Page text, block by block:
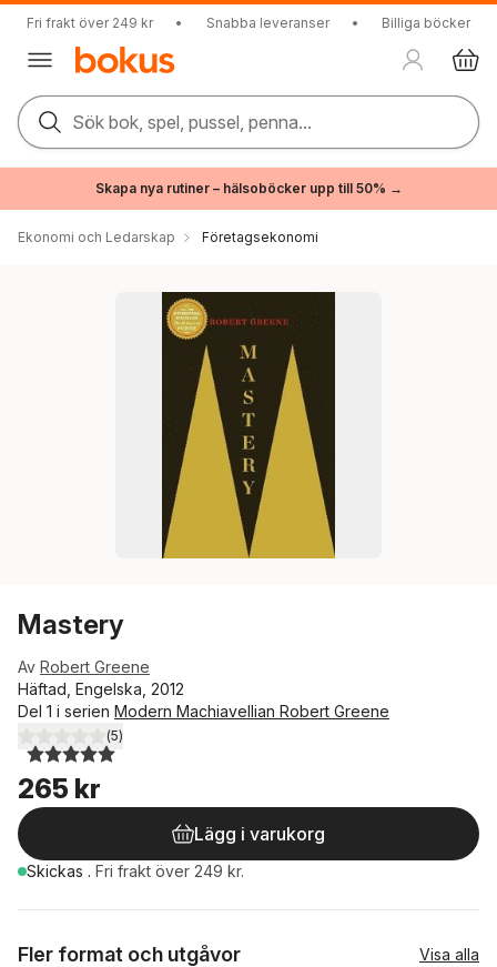
Fri frakt över 249 kr • Snabba leveranser • Billiga böcker
Sök bok, spel, pussel, penna...
Skapa nya rutiner – hälsoböcker upp till 50% →
Ekonomi och Ledarskap Företagsekonomi
Mastery
Av Robert Greene
Häftad, Engelska, 2012
Del 1 i serien Modern Machiavellian Robert Greene
5,0utav 5 stjärnor. Totalt antal röster:
(5)
265 kr
Lägg i varukorg
Skickas . Fri frakt över 249 kr.
Fler format och utgåvor Visa alla